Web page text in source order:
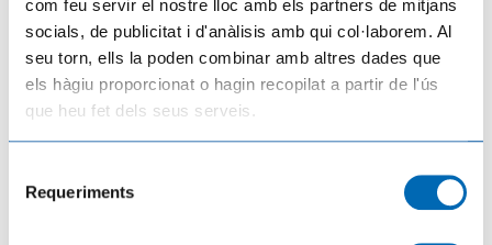
com feu servir el nostre lloc amb els partners de mitjans
socials, de publicitat i d'anàlisis amb qui col·laborem. Al
seu torn, ells la poden combinar amb altres dades que
els hàgiu proporcionat o hagin recopilat a partir de l'ús
que heu fet dels seus serveis.
Requeriments
Les cicatrius de l'incendi de Paüls, un any després, a vista de dron